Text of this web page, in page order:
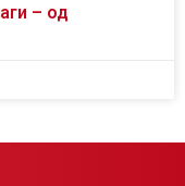
– од